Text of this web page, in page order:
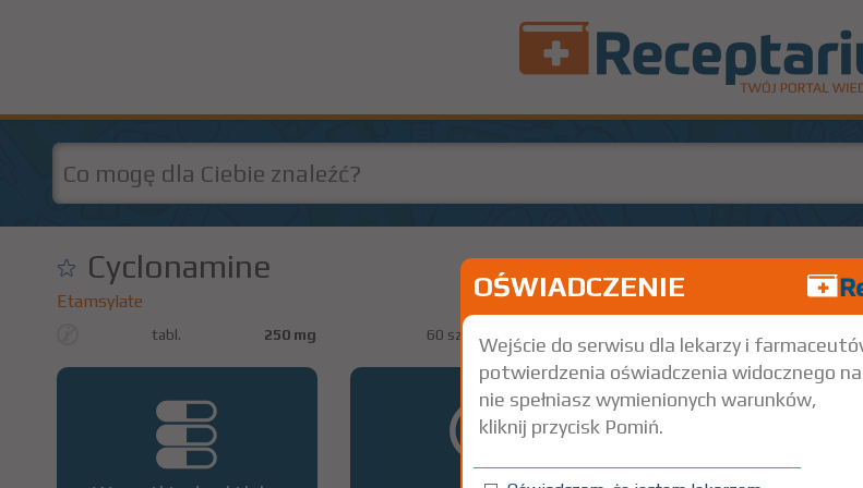
Cyclonamine
Etamsylate
tabl. 250 mg 60 szt.
OŚWIADCZENIE
Wejście do serwisu dla lekarzy i
potwierdzenia oświadczenia widocznego
nie spełniasz wymienionych warunków,
kliknij przycisk Pomiń.